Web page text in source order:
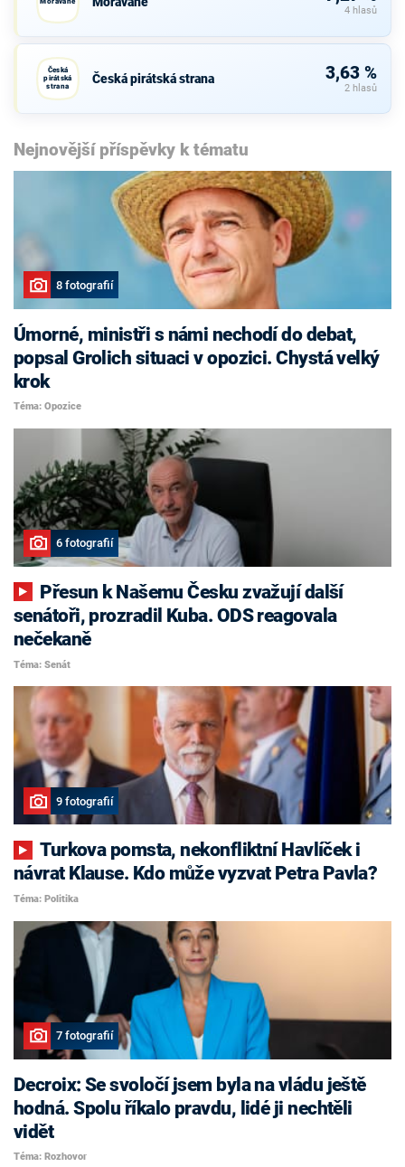
4 hlasů
Česká
pirátská
strana
Česká pirátská strana 3,63 %
2 hlasů
Nejnovější příspěvky k tématu
8 fotografií
Úmorné, ministři s námi nechodí do debat,
popsal Grolich situaci v opozici. Chystá velký
krok
Téma: Opozice
6 fotografií
senátoři, prozradil Kuba. ODS reagovala
nečekaně
Téma: Senát
9 fotografií
Turkova pomsta, nekonfliktní Havlíček i
návrat Klause. Kdo může vyzvat Petra Pavla?
Téma: Politika
7 fotografií
Decroix: Se svoločí jsem byla na vládu ještě
hodná. Spolu říkalo pravdu, lidé ji nechtěli
vidět
Téma: Rozhovor